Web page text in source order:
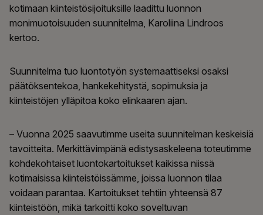
kotimaan kiinteistösijoituksille laadittu luonnon
monimuotoisuuden suunnitelma, Karoliina Lindroos
kertoo.
Suunnitelma tuo luontotyön systemaattiseksi osaksi
päätöksentekoa, hankekehitystä, sopimuksia ja
kiinteistöjen ylläpitoa koko elinkaaren ajan.
– Vuonna 2025 saavutimme useita suunnitelman keskeisiä
tavoitteita. Merkittävimpänä edistysaskeleena toteutimme
kohdekohtaiset luontokartoitukset kaikissa niissä
kotimaisissa kiinteistöissämme, joissa luonnon tilaa
voidaan parantaa. Kartoitukset tehtiin yhteensä 87
kiinteistöön, mikä tarkoitti koko soveltuvan